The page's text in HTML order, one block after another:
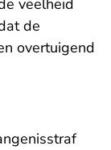
veelheid
de
overtuigend